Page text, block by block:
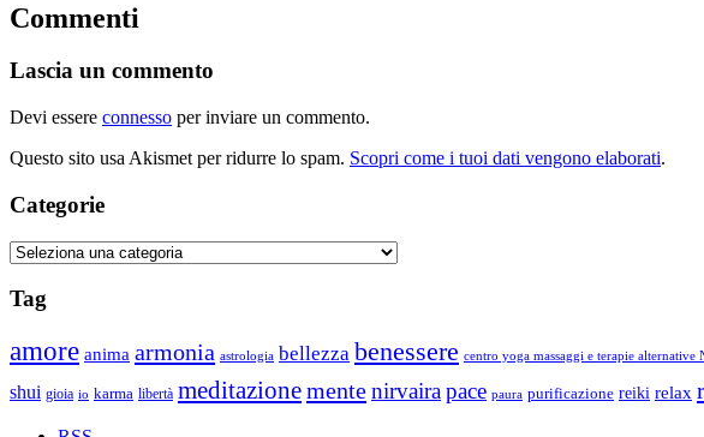
Commenti
Lascia un commento
Devi essere connesso per inviare un commento.
Questo sito usa Akismet per ridurre lo spam. Scopri come i tuoi dati vengono elaborati.
Categorie
Categorie
Tag
amore anima armonia astrologia bellezza benessere centro yoga massaggi e terapie alternative
shui gioia io karma libertà meditazionementenirvairapace paura purificazione reiki relax